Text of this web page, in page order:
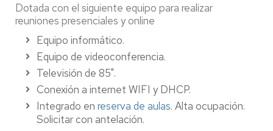
Dotada con el siguiente equipo para realizar
reuniones presenciales y online
Equipo informático.
Equipo de videoconferencia.
Televisión de 85".
Conexión a internet WIFI y DHCP.
Integrado en reserva de aulas. Alta ocupación.
Solicitar con antelación.